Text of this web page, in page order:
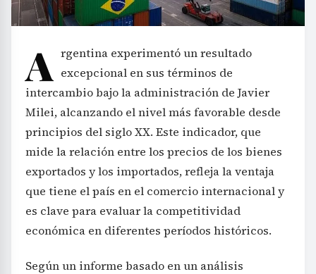
A rgentina experimentó un resultado
excepcional en sus términos de
intercambio bajo la administración de Javier
Milei, alcanzando el nivel más favorable desde
principios del siglo XX. Este indicador, que
mide la relación entre los precios de los bienes
exportados y los importados, refleja la ventaja
que tiene el país en el comercio internacional y
es clave para evaluar la competitividad
económica en diferentes períodos históricos.
Según un informe basado en un análisis